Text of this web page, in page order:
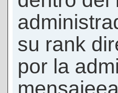
su rank
por la